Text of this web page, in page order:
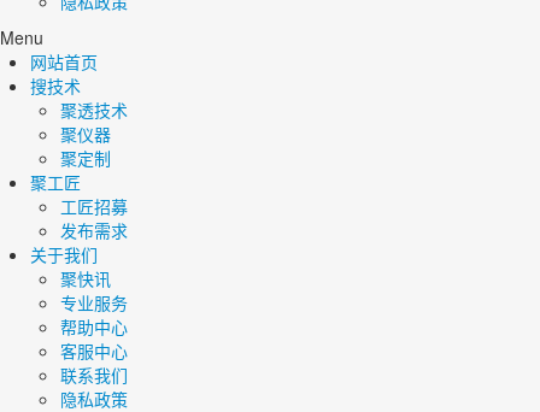
Menu
网站首页
搜技术
聚透技术
聚仪器
聚定制
聚工匠
工匠招募
发布需求
关于我们
聚快讯
专业服务
帮助中心
客服中心
联系我们
隐私政策